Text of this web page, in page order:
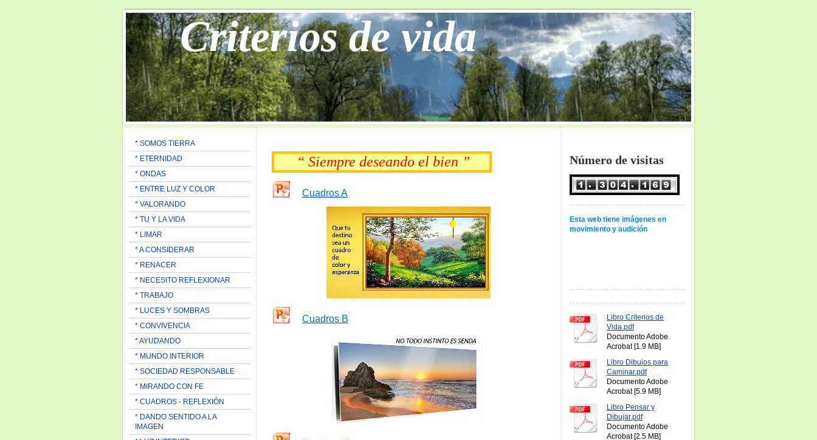
Criterios de vida
* SOMOS TIERRA
* ETERNIDAD
* ONDAS
* ENTRE LUZ Y COLOR
* VALORANDO
* TU Y LA VIDA
* LIMAR
* A CONSIDERAR
* RENACER
* NECESITO REFLEXIONAR
* TRABAJO
* LUCES Y SOMBRAS
* CONVIVENCIA
* AYUDANDO
* MUNDO INTERIOR
* SOCIEDAD RESPONSABLE
* MIRANDO CON FE
* CUADROS - REFLEXIÓN
* DANDO SENTIDO A LA
IMAGEN
“ Siempre deseando el bien ”
Cuadros A
Cuadros B
Número de visitas
Esta web tiene imágenes en
movimiento y audición
Libro Criterios de
Vida.pdf
Documento Adobe
Acrobat [1.9 MB]
Libro Dibujos para
Caminar.pdf
Documento Adobe
Acrobat [5.9 MB]
Libro Pensar y
Dibujar.pdf
Documento Adobe
Acrobat [2.5 MB]